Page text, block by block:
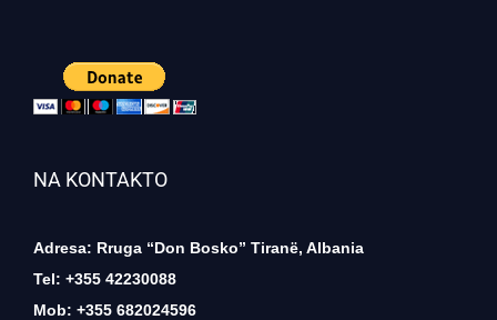
NA KONTAKTO
Adresa: Rruga “Don Bosko” Tiranë, Albania
Tel: +355 42230088
Mob: +355 682024596